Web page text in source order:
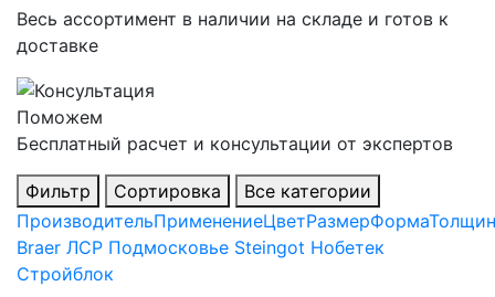
Весь ассортимент в наличии на складе и готов к
доставке
Поможем
Бесплатный расчет и консультации от экспертов
Фильтр Сортировка
Все категории
ПроизводительПрименениеЦветРазмерФорма
Braer ЛСР Подмосковье Steingot Нобетек
Стройблок